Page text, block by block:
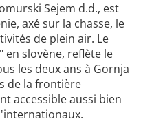
Sejem d.d., est
axé sur la chasse, le
de plein air. Le
en slovène, reflète le
les deux ans à Gornja
de la frontière
accessible aussi bien